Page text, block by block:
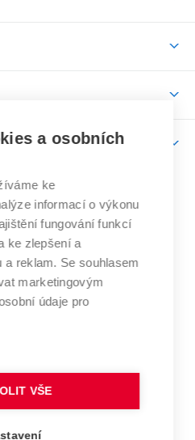
roku
učení
technické
BRNĚ
a osobních
ke
informací o výkonu
fungování funkcí
ke zlepšení a
a reklam. Se souhlasem
marketingovým
údaje pro
VŠE